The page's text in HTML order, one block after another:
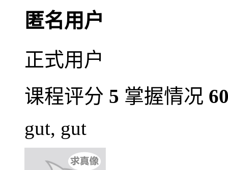
匿名用户
正式用户
课程评分 5 掌握情况
gut, gut